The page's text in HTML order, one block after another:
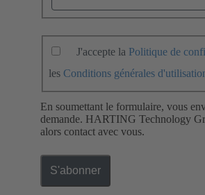
J'accepte la Politique de
les Conditions générales
En soumettant le formulaire, vous
demande. HARTING Technology
alors contact avec vous.
S'abonner